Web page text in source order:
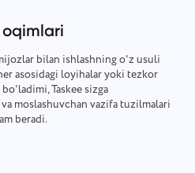
bilan ishlashning o'z usuli
asosidagi loyihalar yoki tezkor
Taskee sizga
moslashuvchan vazifa tuzilmalari
beradi.